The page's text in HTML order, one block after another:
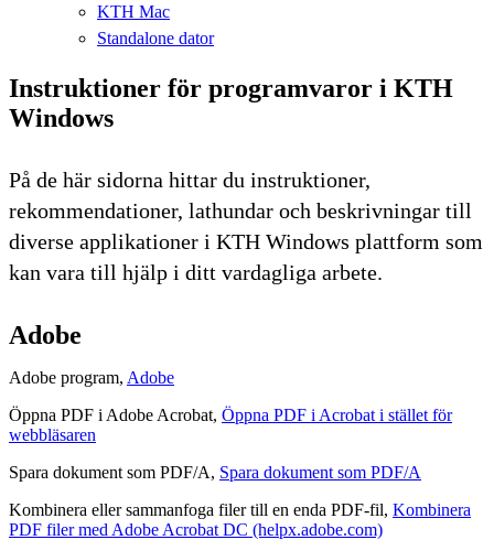
KTH Mac
Standalone dator
Instruktioner för programvaror i KTH
Windows
På de här sidorna hittar du instruktioner,
rekommendationer, lathundar och beskrivningar till
diverse applikationer i KTH Windows plattform som
kan vara till hjälp i ditt vardagliga arbete.
Adobe
Adobe program, Adobe
Öppna PDF i Adobe Acrobat, Öppna PDF i Acrobat i stället för
webbläsaren
Spara dokument som PDF/A, Spara dokument som PDF/A
Kombinera eller sammanfoga filer till en enda PDF-fil, Kombinera
PDF filer med Adobe Acrobat DC (helpx.adobe.com)